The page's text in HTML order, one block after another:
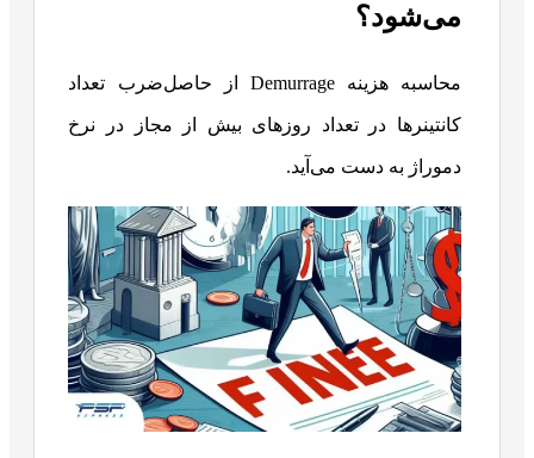
می‌شود؟
محاسبه هزینه Demurrage از حاصل‌ضرب تعداد
کانتینرها در تعداد روزهای بیش از مجاز در نرخ
دموراژ به دست می‌آید.